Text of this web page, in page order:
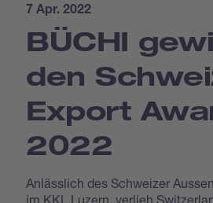
7 Apr. 2022
BÜCHI
den
Export
2022
Anlässlich des Schweizer
im KKL Luzern, verlieh